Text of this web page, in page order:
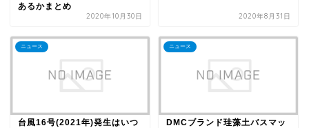
あるかまとめ
2020年10月30日 2020年8月31日
ニュース
台風16号(2021年)発生はいつ
ニュース
DMCブランド珪藻土バスマッ